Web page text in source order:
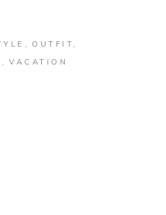
OUTFIT
VACATION